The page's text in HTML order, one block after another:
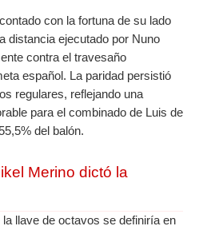
con la fortuna de su lado
distancia ejecutado por Nuno
contra el travesaño
español. La paridad persistió
regulares, reflejando una
para el combinado de Luis de
del balón.
Merino dictó la
llave de octavos se definiría en